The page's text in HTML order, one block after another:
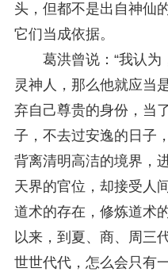
头，但都不是出自神仙
它们当成依据。
葛洪曾说：“我认
灵神人，那么他就应当
弃自己尊贵的身份，当
子，不去过安逸的日子
背离清明高洁的境界，
天界的官位，却接受人
道术的存在，修炼道术
以来，到夏、商、周三
世世代代，怎么会只有